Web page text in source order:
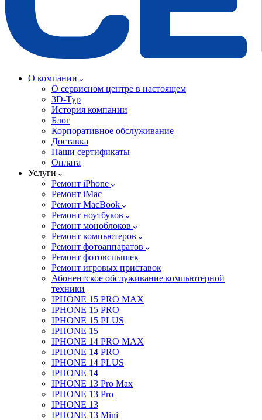
О компании
О сервисном центре в настоящем
3D-Тур
История компании
Блог
Корпоративное обслуживание
Доставка
Наши сертификаты
Оплата
Услуги
Ремонт iPhone
Ремонт iMac
Ремонт MacBook
Ремонт ноутбуков
Ремонт моноблоков
Ремонт компьютеров
Ремонт фотоаппаратов
Ремонт фотовспышек
Ремонт игровых приставок
Абонентское обслуживание компьютерной
техники
IPHONE 15 PRO MAX
IPHONE 15 PRO
IPHONE 15 PLUS
IPHONE 15
IPHONE 14 PRO MAX
IPHONE 14 PRO
IPHONE 14 PLUS
IPHONE 14
IPHONE 13 Pro Max
IPHONE 13 Pro
IPHONE 13
IPHONE 13 Mini